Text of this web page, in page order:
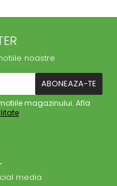
noastre
magazinului. Afla
media